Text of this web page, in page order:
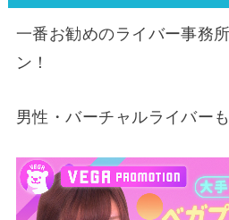
一番お勧めのライバー事務
ン！
男性・バーチャルライバー